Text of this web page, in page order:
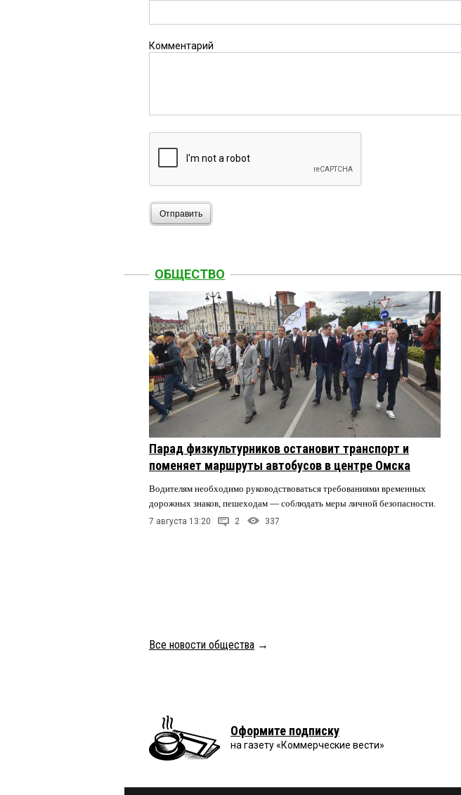
Комментарий
Отправить
ОБЩЕСТВО
Парад физкультурников остановит транспорт и
поменяет маршруты автобусов в центре Омска
Водителям необходимо руководствоваться требованиями временных
дорожных знаков, пешеходам — соблюдать меры личной безопасности.
7 августа 13:20 2 337
Все новости общества →
Оформите подписку
на газету «Коммерческие вести»